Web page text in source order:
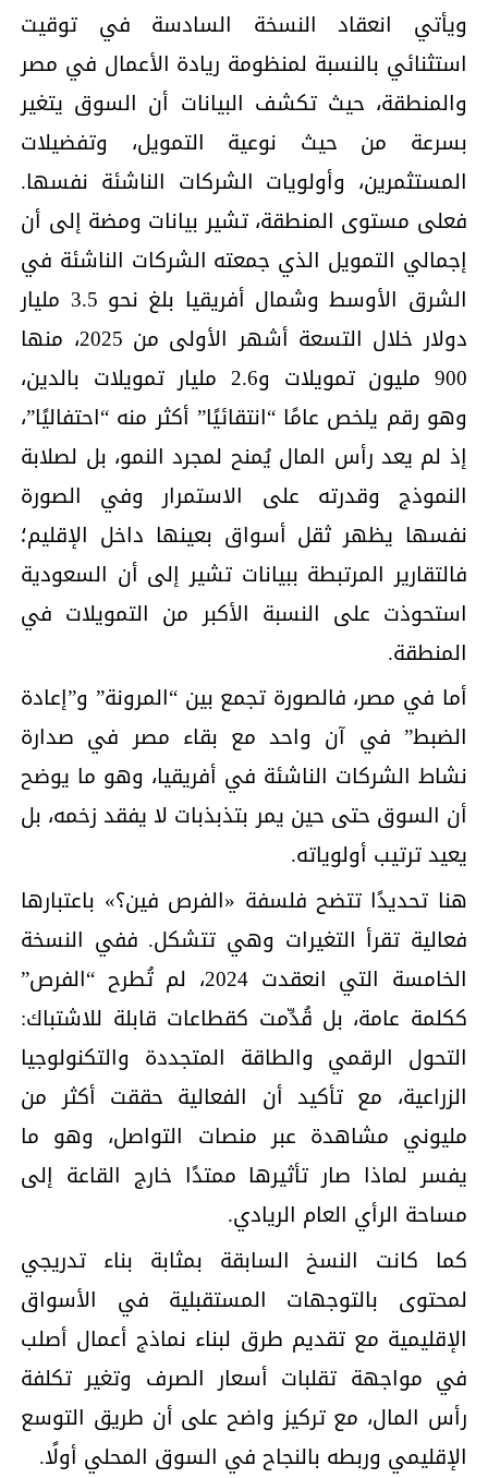
ويأتي انعقاد النسخة السادسة في توقيت
استثنائي بالنسبة لمنظومة ريادة الأعمال في مصر
والمنطقة، حيث تكشف البيانات أن السوق يتغير
بسرعة من حيث نوعية التمويل، وتفضيلات
المستثمرين، وأولويات الشركات الناشئة نفسها.
فعلى مستوى المنطقة، تشير بيانات ومضة إلى أن
إجمالي التمويل الذي جمعته الشركات الناشئة في
الشرق الأوسط وشمال أفريقيا بلغ نحو 3.5 مليار
دولار خلال التسعة أشهر الأولى من 2025، منها
900 مليون تمويلات و2.6 مليار تمويلات بالدين،
وهو رقم يلخص عامًا “انتقائيًا” أكثر منه “احتفاليًا”،
إذ لم يعد رأس المال يُمنح لمجرد النمو، بل لصلابة
النموذج وقدرته على الاستمرار وفي الصورة
نفسها يظهر ثقل أسواق بعينها داخل الإقليم؛
فالتقارير المرتبطة ببيانات تشير إلى أن السعودية
استحوذت على النسبة الأكبر من التمويلات في
المنطقة.
أما في مصر، فالصورة تجمع بين “المرونة” و”إعادة
الضبط” في آن واحد مع بقاء مصر في صدارة
نشاط الشركات الناشئة في أفريقيا، وهو ما يوضح
أن السوق حتى حين يمر بتذبذبات لا يفقد زخمه، بل
يعيد ترتيب أولوياته.
هنا تحديدًا تتضح فلسفة «الفرص فين؟» باعتبارها
فعالية تقرأ التغيرات وهي تتشكل. ففي النسخة
الخامسة التي انعقدت 2024، لم تُطرح “الفرص”
ككلمة عامة، بل قُدِّمت كقطاعات قابلة للاشتباك:
التحول الرقمي والطاقة المتجددة والتكنولوجيا
الزراعية، مع تأكيد أن الفعالية حققت أكثر من
مليوني مشاهدة عبر منصات التواصل، وهو ما
يفسر لماذا صار تأثيرها ممتدًا خارج القاعة إلى
مساحة الرأي العام الريادي.
كما كانت النسخ السابقة بمثابة بناء تدريجي
لمحتوى بالتوجهات المستقبلية في الأسواق
الإقليمية مع تقديم طرق لبناء نماذج أعمال أصلب
في مواجهة تقلبات أسعار الصرف وتغير تكلفة
رأس المال، مع تركيز واضح على أن طريق التوسع
الإقليمي وربطه بالنجاح في السوق المحلي أولًا.